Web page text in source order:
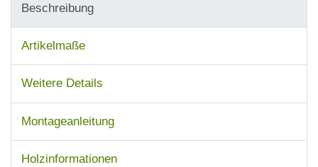
Beschreibung
Artikelmaße
Weitere Details
Montageanleitung
Holzinformationen